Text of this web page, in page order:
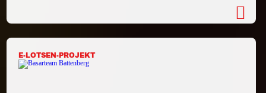
E-LOTSEN-PROJEKT